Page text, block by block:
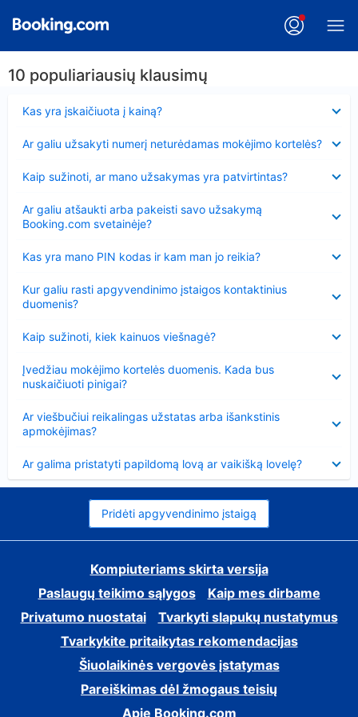
10 populiariausių klausimų
Kas yra įskaičiuota į kainą?
Ar galiu užsakyti numerį neturėdamas mokėjimo kortelės?
Kaip sužinoti, ar mano užsakymas yra patvirtintas?
Ar galiu atšaukti arba pakeisti savo užsakymą
Booking.com svetainėje?
Kas yra mano PIN kodas ir kam man jo reikia?
Kur galiu rasti apgyvendinimo įstaigos kontaktinius
duomenis?
Kaip sužinoti, kiek kainuos viešnagė?
Įvedžiau mokėjimo kortelės duomenis. Kada bus
nuskaičiuoti pinigai?
Ar viešbučiui reikalingas užstatas arba išankstinis
apmokėjimas?
Ar galima pristatyti papildomą lovą ar vaikišką lovelę?
Pridėti apgyvendinimo įstaigą
Kompiuteriams skirta versija
Paslaugų teikimo sąlygos
Kaip mes dirbame
Privatumo nuostatai
Tvarkyti slapukų nustatymus
Tvarkykite pritaikytas rekomendacijas
Šiuolaikinės vergovės įstatymas
Pareiškimas dėl žmogaus teisių
Apie Booking.com